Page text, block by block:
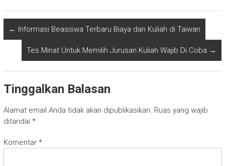
← Informasi Beasiswa Terbaru Biaya dan Kuliah di Taiwan
Tes Minat Untuk Memilih Jurusan Kuliah Wajib Di Coba →
Tinggalkan Balasan
Alamat email Anda tidak akan dipublikasikan. Ruas yang wajib
ditandai *
Komentar *